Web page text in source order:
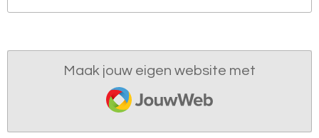
Maak jouw eigen website met
JouwWeb